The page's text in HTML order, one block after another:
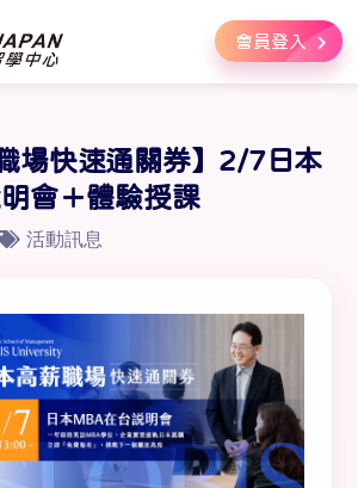
會員登入
場快速通關券】2/7日本
會＋體驗授課
活動訊息